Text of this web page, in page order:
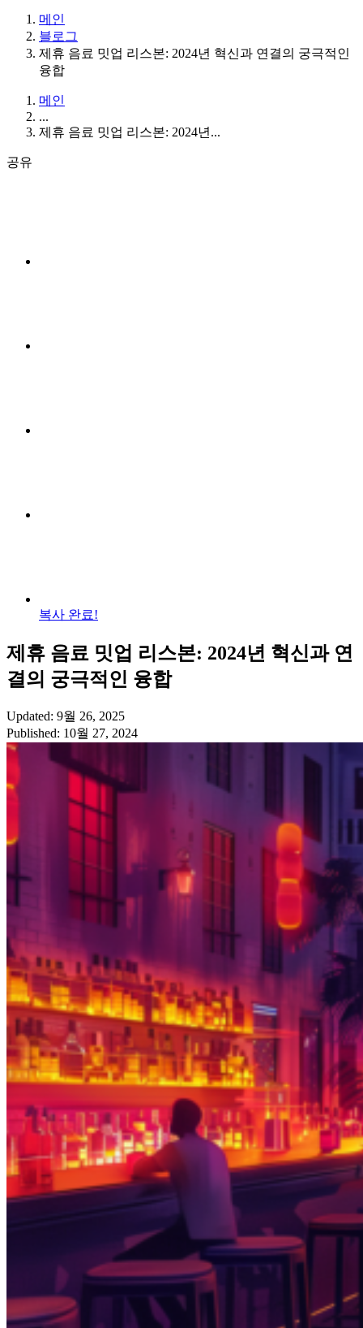
메인
블로그
제휴 음료 밋업 리스본: 2024년 혁신과 연결의 궁극적인
융합
메인
...
제휴 음료 밋업 리스본: 2024년...
공유
복사 완료!
제휴 음료 밋업 리스본: 2024년 혁신과 연
결의 궁극적인 융합
Updated: 9월 26, 2025
Published: 10월 27, 2024